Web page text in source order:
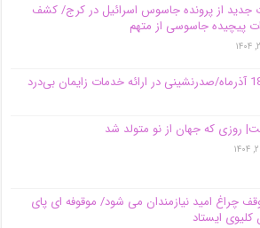
جدید از پرونده جاسوس اسرائیل در کرج/‌ کشف
پیچیده جاسوسی از متهم
روزی که جهان از نو متولد شد
چراغ امید نیازمندان می شود/ موقوفه ای پای
کلیوی ایستاد